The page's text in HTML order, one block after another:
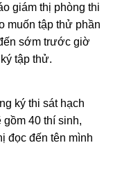
giám thị phòng thi
muốn tập thử phần
sớm trước giờ
tập thử.
ký thi sát hạch
gồm 40 thí sinh,
đọc đến tên mình